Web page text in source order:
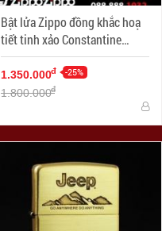
Bật lửa Zippo đồng khắc hoạ
tiết tinh xảo Constantine
Phiên bản 1941
1.350.000đ -25%
1.800.000đ